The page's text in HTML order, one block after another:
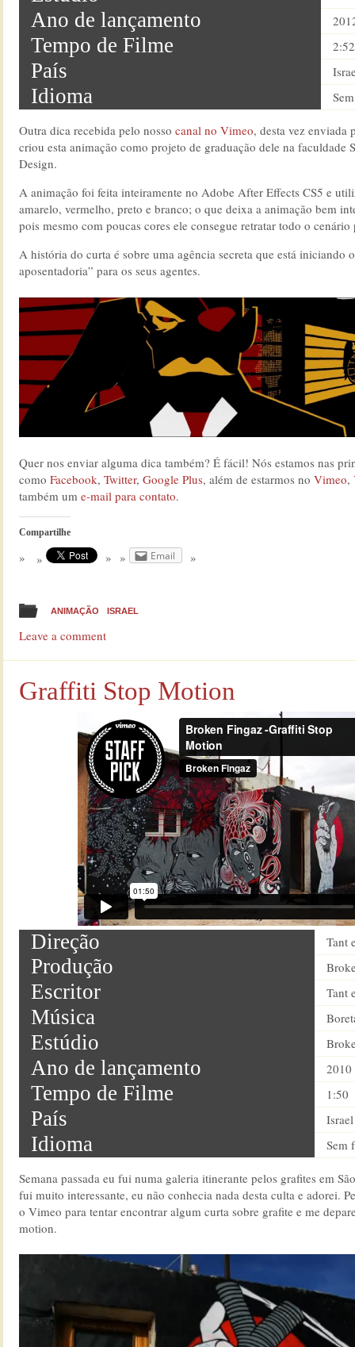
Ano de lançamento
Tempo de Filme 2:52
País
Idioma
Outra dica recebida pelo nosso canal no Vimeo, desta vez enviada
criou esta animação como projeto de graduação dele na faculdade
Design.
A animação foi feita inteiramente no Adobe After Effects CS5 e
amarelo, vermelho, preto e branco; o que deixa a animação bem
pois mesmo com poucas cores ele consegue retratar todo o cenário
A história do curta é sobre uma agência secreta que está iniciando
aposentadoria” para os seus agentes.
Quer nos enviar alguma dica também? É fácil! Nós estamos nas
como Facebook, Twitter, Google Plus, além de estarmos no Vimeo,
também um e-mail para contato.
Compartilhe
Email
ANIMAÇÃO ISRAEL
Leave a comment
Graffiti Stop Motion
Direção Tant
Produção
Escritor Tant
Música
Estúdio
Ano de lançamento 2010
Tempo de Filme 1:50
País Israel
Idioma Sem
Semana passada eu fui numa galeria itinerante pelos grafites em
fui muito interessante, eu não conhecia nada desta culta e adorei.
o Vimeo para tentar encontrar algum curta sobre grafite e me
motion.